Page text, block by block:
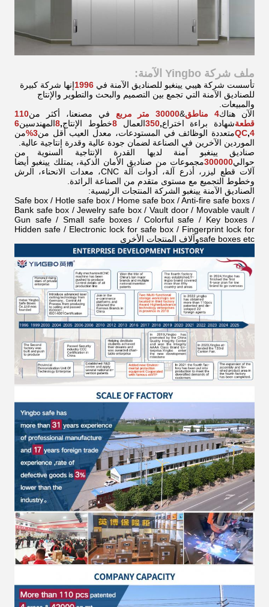
ملف شركة Yingbo الآمنة:
تأسست شركة هيبي يينغبو للصناديق الآمنة في 1996إنها شركة كبيرة
للصناديق الآمنة التي تجمع بين التصميم والبحث والتطوير والإنتاج
والمبيعات.
الآن هناك4 مناطق &30000 متر مربع في مصنعنا، أكثر من110
قطعةشهادة براءة اختراع,
350العمال 8خطوط الإنتاج,
8المهندسين6
QC,4 متعددة الوظائف في المستودعات، معدل العيب أقل من3%
من
الموردين الآخرين في الصناعة لضمان جودة عالية وقدرة إنتاجية عالية.
صناديق يينغبو آمنة لديها القدرة الإنتاجية السنوية من
حوالي300000مجموعات من صناديق الأمان الذكية، يمتلك يينغبو أيضا
آلات قطع ليزر، أذرع آلة، أدوات آلة CNC، معدات الانحناء، الرش
وخطوط التجميع مع مستوى متقدم من الصناعة الرائدة.
الصناديق الآمنة يينغبو الشركة المنتجات الرئيسية:
Safe box / Hotle safe box / Home safe box / Anti-fire safe boxs /
Bank safe box / Jewelry safe box / Vault door / Movable vault /
Gun safe / Small safe boxes / Colorful safe / Key boxes /
Hidden safe / Electronic lock for safe box / Fingerprint lock for
safe boxes etcوآلاف المنتجات الأخرى